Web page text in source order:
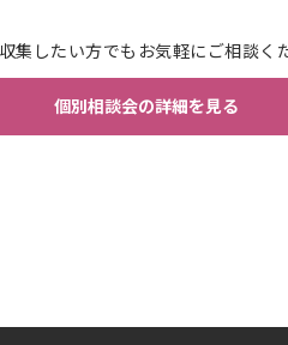
集したい方でもお気軽にご相談く
個別相談会の詳細を見る